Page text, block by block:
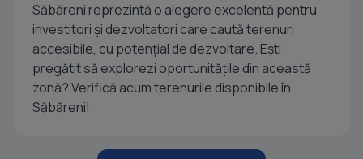
Săbăreni reprezintă o alegere excelentă pentru
investitori și dezvoltatori care caută terenuri
accesibile, cu potențial de dezvoltare. Ești
pregătit să explorezi oportunitățile din această
zonă? Verifică acum terenurile disponibile în
Săbăreni!